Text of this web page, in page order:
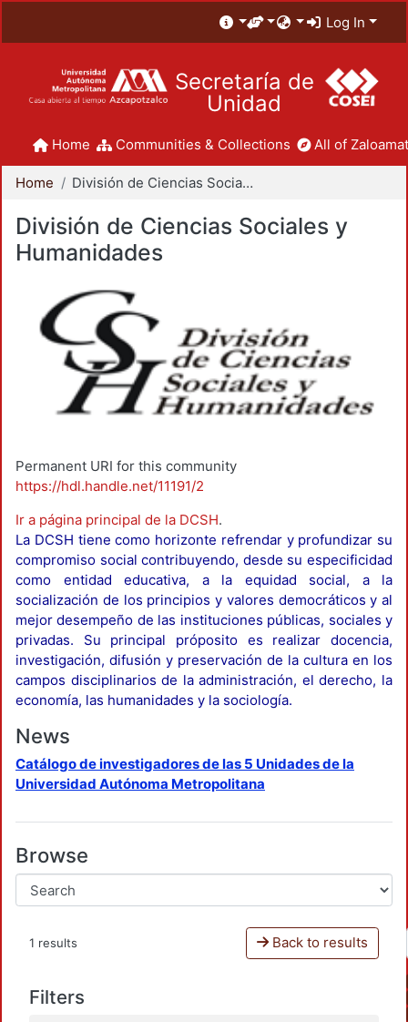
Log In
Secretaría de
Unidad
Home Communities & Collections All of
Home División de Ciencias Sociales y Humanidades
División de Ciencias Sociales y
Humanidades
Permanent URI for this community
https://hdl.handle.net/11191/2
Ir a página principal de la DCSH.
La DCSH tiene como horizonte refrendar y profundizar su
compromiso social contribuyendo, desde su especificidad
como entidad educativa, a la equidad social, a la
socialización de los principios y valores democráticos y al
mejor desempeño de las instituciones públicas, sociales y
privadas. Su principal próposito es realizar docencia,
investigación, difusión y preservación de la cultura en los
campos disciplinarios de la administración, el derecho, la
economía, las humanidades y la sociología.
News
Catálogo de investigadores de las 5 Unidades de la
Universidad Autónoma Metropolitana
Browse
1 results Back to results
Filters